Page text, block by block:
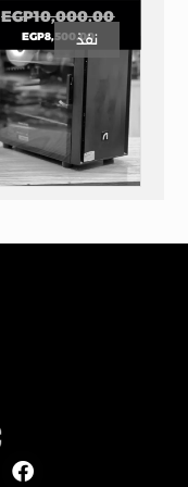
EGP10,000.00
EGP8,500.00
نفذ